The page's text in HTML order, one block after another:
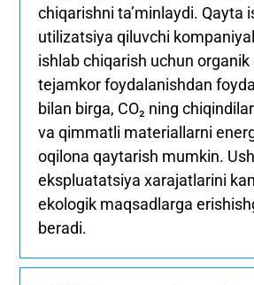
chiqarishni ta’minlaydi. Qayta
utilizatsiya qiluvchi
ishlab chiqarish uchun
tejamkor foydalanishdan foyda
bilan birga, CO₂ ning
va qimmatli materiallarni
oqilona qaytarish mumkin.
ekspluatatsiya xarajatlarini
ekologik maqsadlarga
beradi.